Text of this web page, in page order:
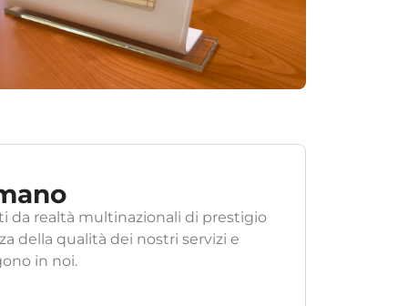
da realtà multinazionali di prestigio
della qualità dei nostri servizi e
in noi.